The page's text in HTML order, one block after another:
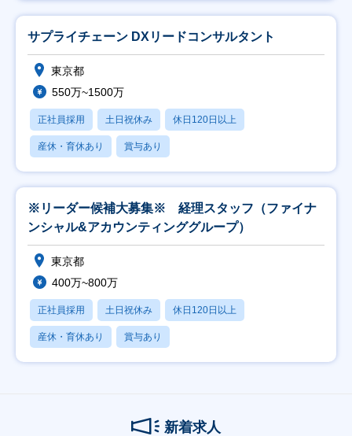
サプライチェーン DXリードコンサルタント
東京都
550万~1500万
正社員採用 土日祝休み 休日120日以上
産休・育休あり 賞与あり
※リーダー候補大募集※ 経理スタッフ（ファイナ
ンシャル&アカウンティンググループ）
東京都
400万~800万
正社員採用 土日祝休み 休日120日以上
産休・育休あり 賞与あり
新着求人